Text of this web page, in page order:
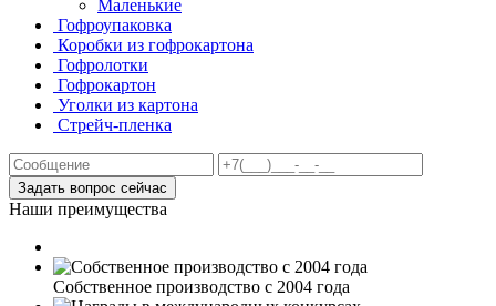
Маленькие
Гофроупаковка
Коробки из гофрокартона
Гофролотки
Гофрокартон
Уголки из картона
Стрейч-пленка
Задать вопрос сейчас
Наши преимущества
Собственное производство с 2004 года